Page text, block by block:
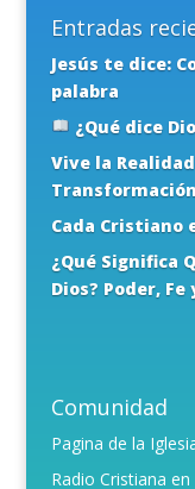
Entradas
Jesús te dice:
palabra
¿Qué dice
Vive la
Cada Cristiano
¿Qué Significa
Dios? Poder,
Comunidad
Pagina de la
Radio Cristiana